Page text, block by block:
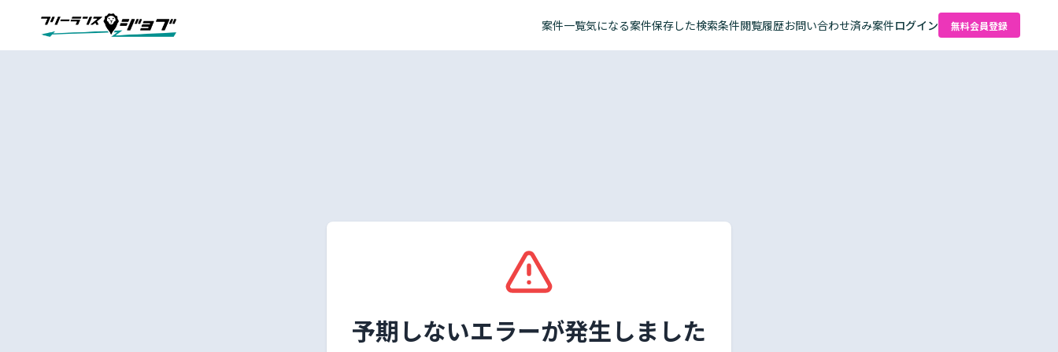
案件一覧気になる案件保存した検索条件閲覧履歴お問い合わせ済み案件ログイン 無料会員登録
予期しないエラーが発生しました